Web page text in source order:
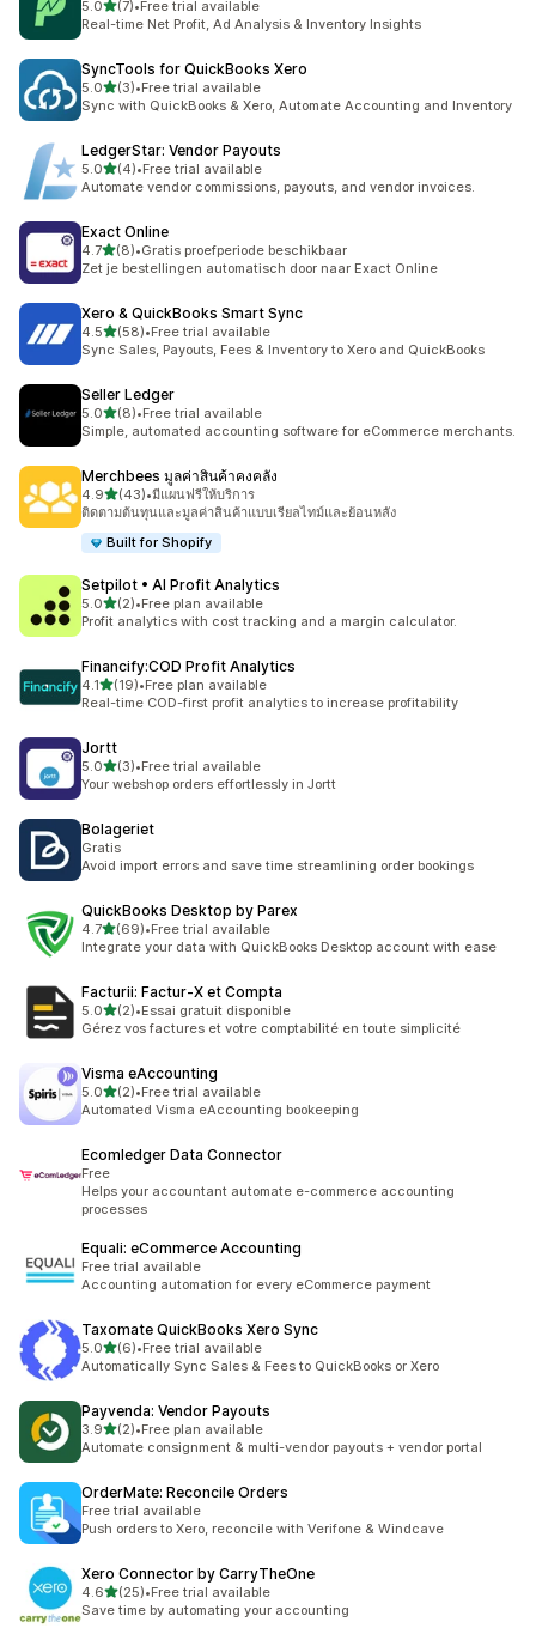
5.0เต็ม 5 ดาว
(7)
ทั้งหมด 7 รีวิว
•Free trial available
Real-time Net Profit, Ad Analysis & Inventory Insights
SyncTools for QuickBooks Xero
5.0เต็ม 5 ดาว
(3)
ทั้งหมด 3 รีวิว
•Free trial available
Sync with QuickBooks & Xero, Automate Accounting and Inventory
LedgerStar: Vendor Payouts
5.0เต็ม 5 ดาว
(4)
ทั้งหมด 4 รีวิว
•Free trial available
Automate vendor commissions, payouts, and vendor invoices.
Exact Online
4.7เต็ม 5 ดาว
(8)
ทั้งหมด 8 รีวิว
•Gratis proefperiode beschikbaar
Zet je bestellingen automatisch door naar Exact Online
Xero & QuickBooks Smart Sync
4.5เต็ม 5 ดาว
(58)
ทั้งหมด 58 รีวิว
•Free trial available
Sync Sales, Payouts, Fees & Inventory to Xero and QuickBooks
Seller Ledger
5.0เต็ม 5 ดาว
(8)
ทั้งหมด 8 รีวิว
•Free trial available
Simple, automated accounting software for eCommerce merchants.
Merchbees มูลค่าสินค้าคงคลัง
4.9เต็ม 5 ดาว
(43)
ทั้งหมด 43 รีวิว
•มีแผนฟรีให้บริการ
ติดตามต้นทุนและมูลค่าสินค้าแบบเรียลไทม์และย้อนหลัง
Built for Shopify
Setpilot • AI Profit Analytics
5.0เต็ม 5 ดาว
(2)
ทั้งหมด 2 รีวิว
•Free plan available
Profit analytics with cost tracking and a margin calculator.
Financify:COD Profit Analytics
4.1เต็ม 5 ดาว
(19)
ทั้งหมด 19 รีวิว
•Free plan available
Real-time COD-first profit analytics to increase profitability
Jortt
5.0เต็ม 5 ดาว
(3)
ทั้งหมด 3 รีวิว
•Free trial available
Your webshop orders effortlessly in Jortt
Bolageriet
Gratis
Avoid import errors and save time streamlining order bookings
QuickBooks Desktop by Parex
4.7เต็ม 5 ดาว
(69)
ทั้งหมด 69 รีวิว
•Free trial available
Integrate your data with QuickBooks Desktop account with ease
Facturii: Factur‑X et Compta
5.0เต็ม 5 ดาว
(2)
ทั้งหมด 2 รีวิว
•Essai gratuit disponible
Gérez vos factures et votre comptabilité en toute simplicité
Visma eAccounting
5.0เต็ม 5 ดาว
(2)
ทั้งหมด 2 รีวิว
•Free trial available
Automated Visma eAccounting bookeeping
Ecomledger Data Connector
Free
Helps your accountant automate e-commerce accounting
processes
Equali: eCommerce Accounting
Free trial available
Accounting automation for every eCommerce payment
Taxomate QuickBooks Xero Sync
5.0เต็ม 5 ดาว
(6)
ทั้งหมด 6 รีวิว
•Free trial available
Automatically Sync Sales & Fees to QuickBooks or Xero
Payvenda: Vendor Payouts
3.9เต็ม 5 ดาว
(2)
ทั้งหมด 2 รีวิว
•Free plan available
Automate consignment & multi-vendor payouts + vendor portal
OrderMate: Reconcile Orders
Free trial available
Push orders to Xero, reconcile with Verifone & Windcave
Xero Connector by CarryTheOne
4.6เต็ม 5 ดาว
(25)
ทั้งหมด 25 รีวิว
•Free trial available
Save time by automating your accounting